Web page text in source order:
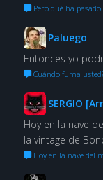
Pero qué ha
Paluego
Entonces yo
Cuándo fuma
SERGIO
Hoy en la nave
la vintage de
Hoy en la nave del